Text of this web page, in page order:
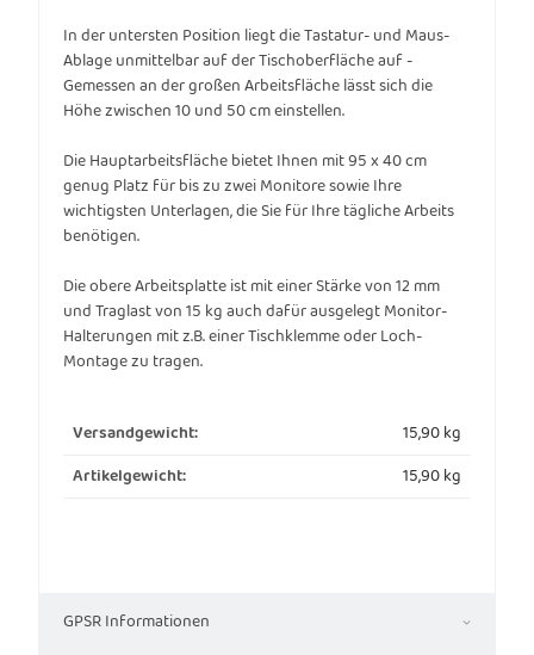
In der untersten Position liegt die Tastatur- und Maus-
Ablage unmittelbar auf der Tischoberfläche auf -
Gemessen an der großen Arbeitsfläche lässt sich die
Höhe zwischen 10 und 50 cm einstellen.
Die Hauptarbeitsfläche bietet Ihnen mit 95 x 40 cm
genug Platz für bis zu zwei Monitore sowie Ihre
wichtigsten Unterlagen, die Sie für Ihre tägliche Arbeits
benötigen.
Die obere Arbeitsplatte ist mit einer Stärke von 12 mm
und Traglast von 15 kg auch dafür ausgelegt Monitor-
Halterungen mit z.B. einer Tischklemme oder Loch-
Montage zu tragen.
Versandgewicht:
15,90 kg
Artikelgewicht:
15,90kg
GPSR Informationen